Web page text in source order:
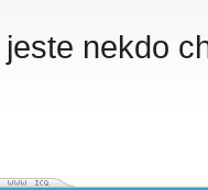
jeste nekdo